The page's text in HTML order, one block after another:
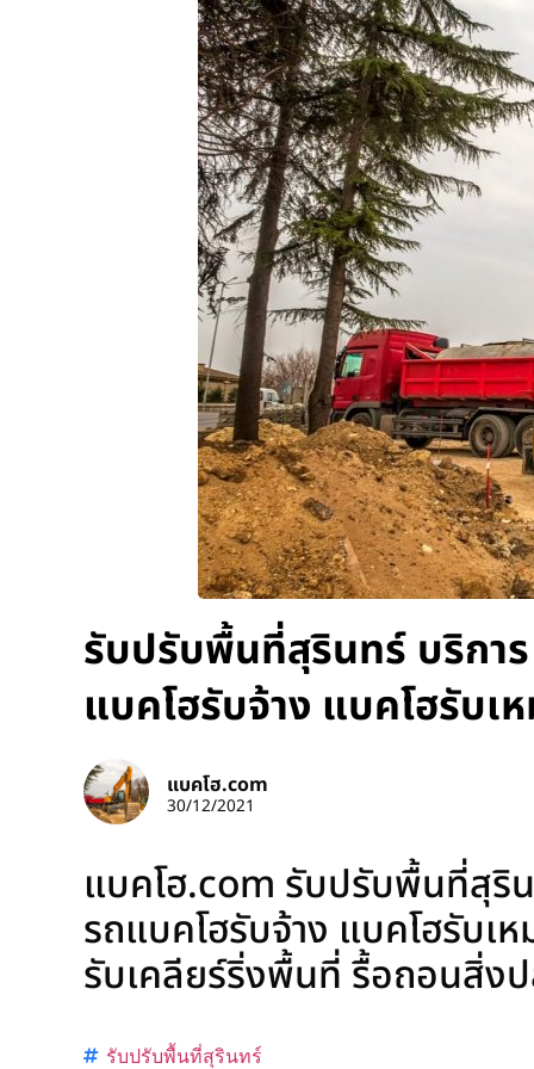
รับปรับพื้นที่สุรินทร์ บริการ
แบคโฮรับจ้าง แบคโฮรับเ
แบคโฮ.com
30/12/2021
แบคโฮ.com รับปรับพื้นที่สุริน
รถแบคโฮรับจ้าง แบคโฮรับเ
รับเคลียร์ริ่งพื้นที่ รื้อถอนสิ่ง
รับปรับพื้นที่สุรินทร์